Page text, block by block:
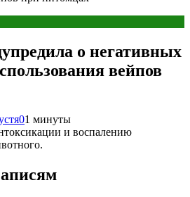
о негативных
вейпов
01 минуты
и воспалению